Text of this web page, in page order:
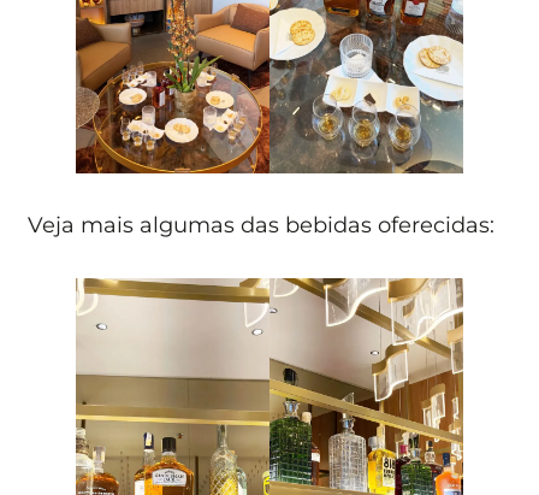
Veja mais algumas das bebidas oferecidas: